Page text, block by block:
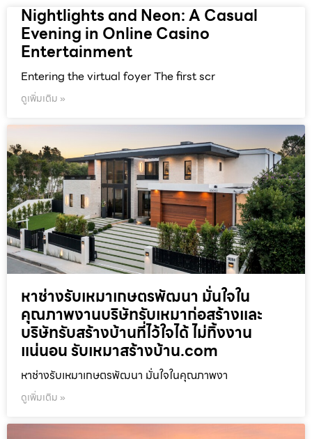
Nightlights and Neon: A Casual
Evening in Online Casino
Entertainment
Entering the virtual foyer The first scr
ดูเพิ่มเติม »
หาช่างรับเหมาเกษตรพัฒนา มั่นใจใน
คุณภาพงานบริษัทรับเหมาก่อสร้างและ
บริษัทรับสร้างบ้านที่ไว้ใจได้ ไม่ทิ้งงาน
แน่นอน รับเหมาสร้างบ้าน.com
หาช่างรับเหมาเกษตรพัฒนา มั่นใจในคุณภาพงา
ดูเพิ่มเติม »